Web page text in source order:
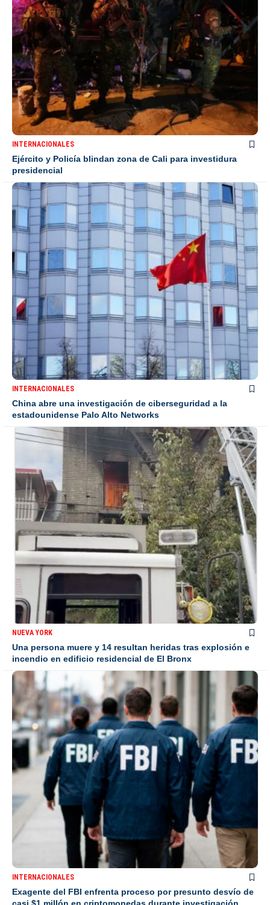
INTERNACIONALES
Ejército y Policía blindan zona de Cali para investidura
presidencial
INTERNACIONALES
China abre una investigación de ciberseguridad a la
estadounidense Palo Alto Networks
NUEVA YORK
Una persona muere y 14 resultan heridas tras explosión e
incendio en edificio residencial de El Bronx
INTERNACIONALES
Exagente del FBI enfrenta proceso por presunto desvío de
casi $1 millón en criptomonedas durante investigación